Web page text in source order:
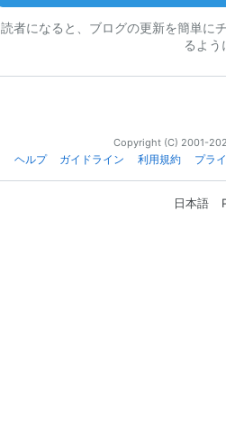
読者になると、ブログの更新を簡単に
るよう
Copyright (C) 2001-
ヘルプ
ガイドライン 利用規約 プラ
日本語